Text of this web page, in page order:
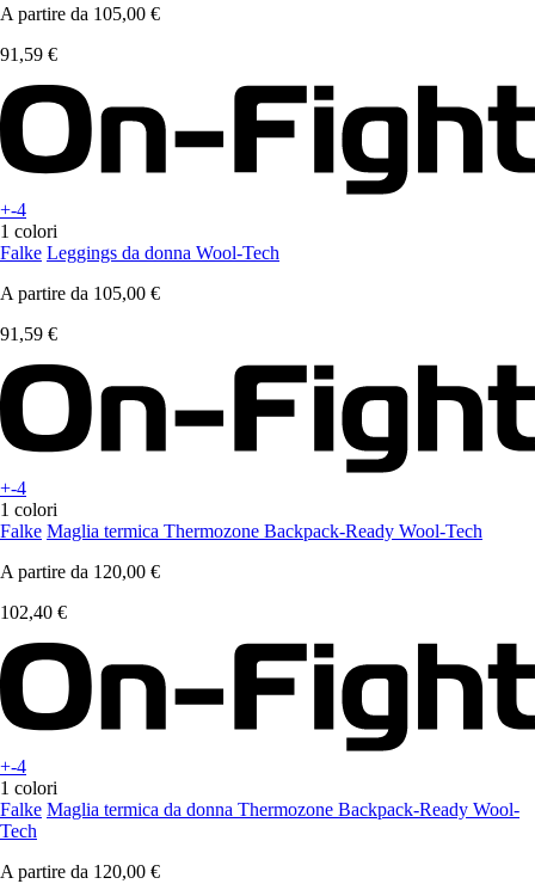
A partire da 105,00 €
91,59 €
+-4
1 colori
Falke Leggings da donna Wool-Tech
A partire da 105,00 €
91,59 €
+-4
1 colori
Falke Maglia termica Thermozone Backpack-Ready Wool-Tech
A partire da 120,00 €
102,40 €
+-4
1 colori
Falke Maglia termica da donna Thermozone Backpack-Ready Wool-
Tech
A partire da 120,00 €